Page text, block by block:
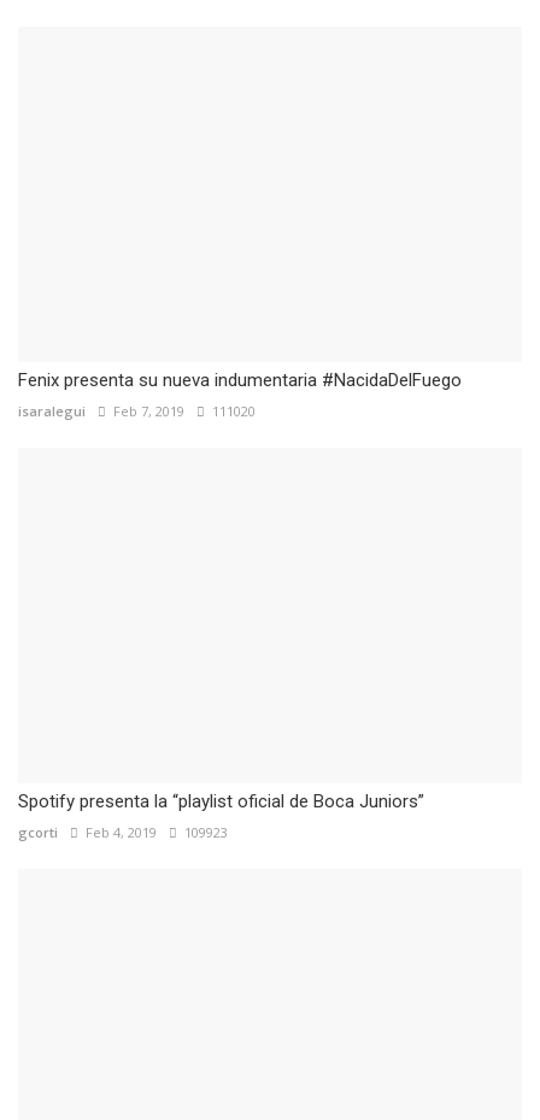
Fenix presenta su nueva indumentaria #NacidaDelFuego
isaralegui Feb 7, 2019 111020
Spotify presenta la “playlist oficial de Boca Juniors”
gcorti Feb 4, 2019 109923